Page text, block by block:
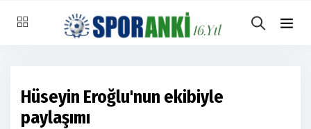
Hüseyin Eroğlu'nun ekibiyle
paylaşımı